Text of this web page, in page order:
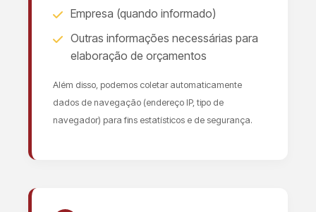
Empresa (quando informado)
Outras informações necessárias para
elaboração de orçamentos
Além disso, podemos coletar automaticamente
dados de navegação (endereço IP, tipo de
navegador) para fins estatísticos e de segurança.